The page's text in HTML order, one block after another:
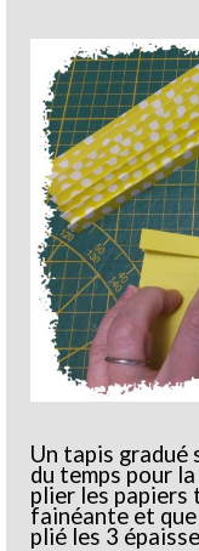
Un tapis gradué
du temps pour
plier les papiers
fainéante et que
plié les 3